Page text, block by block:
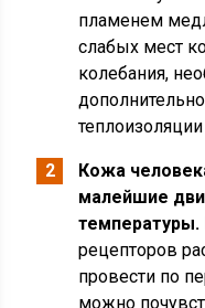
пламенем
слабых мест
колебания,
теплоизоляции
Кожа
малейшие
температуры.
рецепторов
провести по
можно